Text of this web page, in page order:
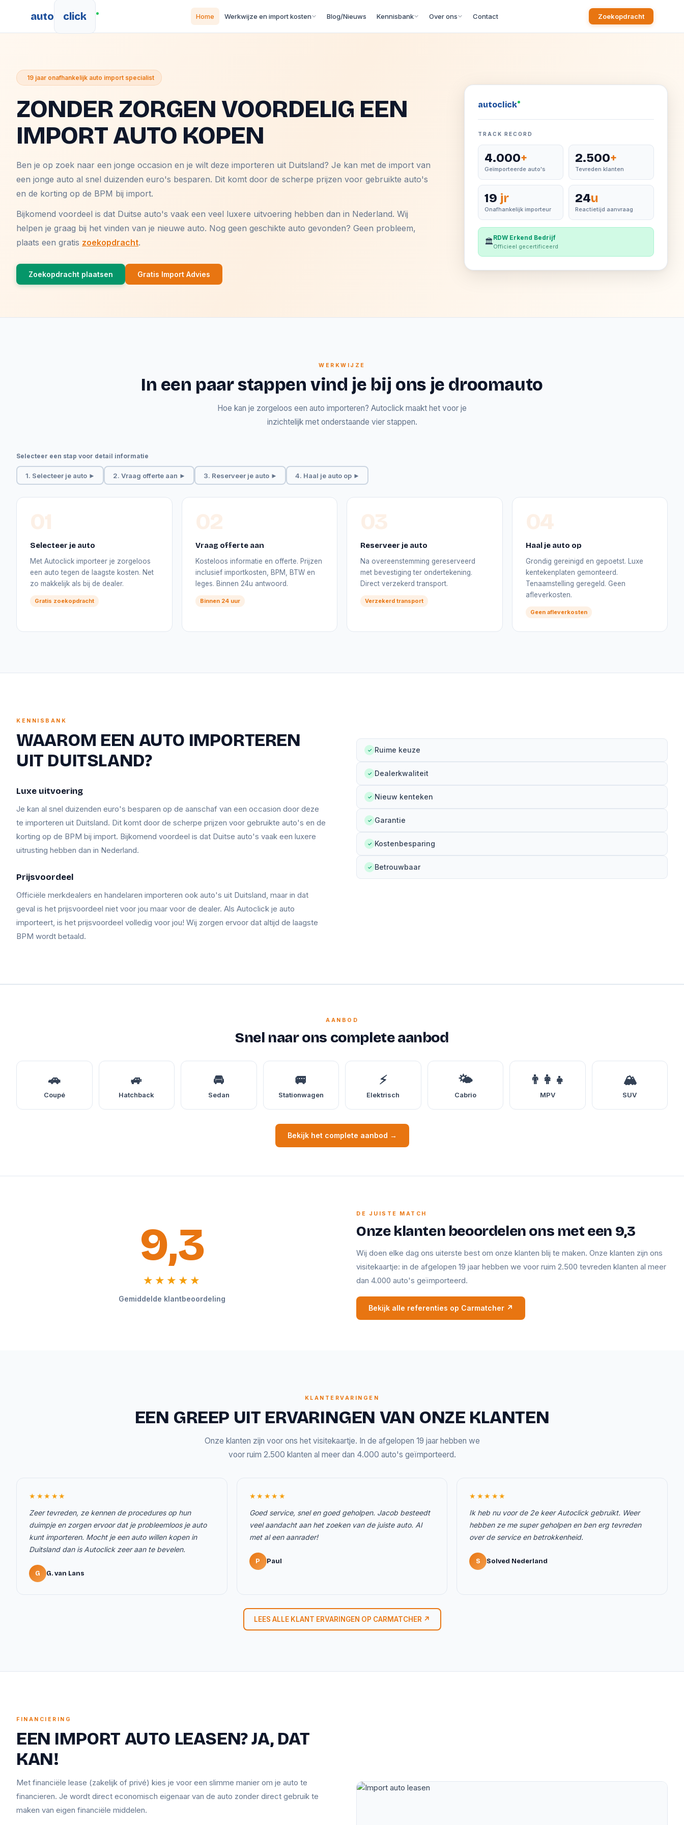
auto click Home Werkwijze en import kosten Blog/Nieuws Kennisbank Over ons Contact Zoekopdracht
19 jaar onafhankelijk auto import specialist
ZONDER ZORGEN VOORDELIG EEN
IMPORT AUTO KOPEN
Ben je op zoek naar een jonge occasion en je wilt deze importeren uit Duitsland? Je kan met de import van
een jonge auto al snel duizenden euro's besparen. Dit komt door de scherpe prijzen voor gebruikte auto's
en de korting op de BPM bij import.
Bijkomend voordeel is dat Duitse auto's vaak een veel luxere uitvoering hebben dan in Nederland. Wij
helpen je graag bij het vinden van je nieuwe auto. Nog geen geschikte auto gevonden? Geen probleem,
plaats een gratis zoekopdracht.
Zoekopdracht plaatsen Gratis Import Advies
autoclick
TRACK RECORD
4.000+
Geïmporteerde auto's
2.500+
Tevreden klanten
19 jr
Onafhankelijk importeur
24u
Reactietijd aanvraag
🏛️RDW Erkend Bedrijf
Officieel gecertificeerd
WERKWIJZE
In een paar stappen vind je bij ons je droomauto
Hoe kan je zorgeloos een auto importeren? Autoclick maakt het voor je
inzichtelijk met onderstaande vier stappen.
Selecteer een stap voor detail informatie
1. Selecteer je auto ► 2. Vraag offerte aan ► 3. Reserveer je auto ► 4. Haal je auto op ►
01
Selecteer je auto
Met Autoclick importeer je zorgeloos
een auto tegen de laagste kosten. Net
zo makkelijk als bij de dealer.
Gratis zoekopdracht
02
Vraag offerte aan
Kosteloos informatie en offerte. Prijzen
inclusief importkosten, BPM, BTW en
leges. Binnen 24u antwoord.
Binnen 24 uur
03
Reserveer je auto
Na overeenstemming gereserveerd
met bevestiging ter ondertekening.
Direct verzekerd transport.
Verzekerd transport
04
Haal je auto op
Grondig gereinigd en gepoetst. Luxe
kentekenplaten gemonteerd.
Tenaamstelling geregeld. Geen
afleverkosten.
Geen afleverkosten
KENNISBANK
WAAROM EEN AUTO IMPORTEREN
UIT DUITSLAND?
Luxe uitvoering
Je kan al snel duizenden euro's besparen op de aanschaf van een occasion door deze
te importeren uit Duitsland. Dit komt door de scherpe prijzen voor gebruikte auto's en de
korting op de BPM bij import. Bijkomend voordeel is dat Duitse auto's vaak een luxere
uitrusting hebben dan in Nederland.
Prijsvoordeel
Officiële merkdealers en handelaren importeren ook auto's uit Duitsland, maar in dat
geval is het prijsvoordeel niet voor jou maar voor de dealer. Als Autoclick je auto
importeert, is het prijsvoordeel volledig voor jou! Wij zorgen ervoor dat altijd de laagste
BPM wordt betaald.
✓ Ruime keuze
✓ Dealerkwaliteit
✓ Nieuw kenteken
✓ Garantie
✓ Kostenbesparing
✓ Betrouwbaar
AANBOD
Snel naar ons complete aanbod
🚗
Coupé
🚙
Hatchback
🚘
Sedan
🚐
Stationwagen
⚡
Elektrisch
🌤️
Cabrio
👨‍👩‍👧
MPV
🏔️
SUV
Bekijk het complete aanbod →
9,3
★★★★★
Gemiddelde klantbeoordeling
DE JUISTE MATCH
Onze klanten beoordelen ons met een 9,3
Wij doen elke dag ons uiterste best om onze klanten blij te maken. Onze klanten zijn ons
visitekaartje: in de afgelopen 19 jaar hebben we voor ruim 2.500 tevreden klanten al meer
dan 4.000 auto's geïmporteerd.
Bekijk alle referenties op Carmatcher ↗
KLANTERVARINGEN
EEN GREEP UIT ERVARINGEN VAN ONZE KLANTEN
Onze klanten zijn voor ons het visitekaartje. In de afgelopen 19 jaar hebben we
voor ruim 2.500 klanten al meer dan 4.000 auto's geïmporteerd.
★★★★★
Zeer tevreden, ze kennen de procedures op hun
duimpje en zorgen ervoor dat je probleemloos je auto
kunt importeren. Mocht je een auto willen kopen in
Duitsland dan is Autoclick zeer aan te bevelen.
G G. van Lans
★★★★★
Goed service, snel en goed geholpen. Jacob besteedt
veel aandacht aan het zoeken van de juiste auto. Al
met al een aanrader!
P Paul
★★★★★
Ik heb nu voor de 2e keer Autoclick gebruikt. Weer
hebben ze me super geholpen en ben erg tevreden
over de service en betrokkenheid.
S Solved Nederland
LEES ALLE KLANT ERVARINGEN OP CARMATCHER ↗
FINANCIERING
EEN IMPORT AUTO LEASEN? JA, DAT
KAN!
Met financiële lease (zakelijk of privé) kies je voor een slimme manier om je auto te
financieren. Je wordt direct economisch eigenaar van de auto zonder direct gebruik te
maken van eigen financiële middelen.